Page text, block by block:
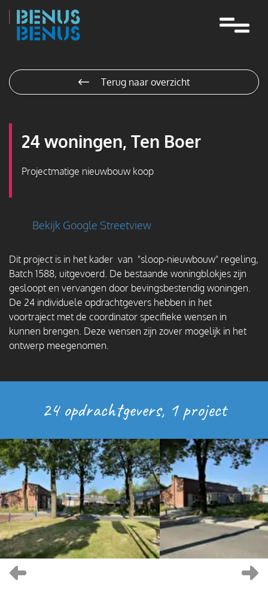
overslaan
Terug naar overzicht
24 woningen, Ten Boer
Projectmatige nieuwbouw koop
Bekijk Google Streetview
Dit project is in het kader van "sloop-nieuwbouw" regeling,
Batch 1588, uitgevoerd. De bestaande woningblokjes zijn
gesloopt en vervangen door bevingsbestendig woningen.
De 24 individuele opdrachtgevers hebben in het
voortraject met de coordinator specifieke wensen in
kunnen brengen. Deze wensen zijn zover mogelijk in het
ontwerp meegenomen.
24 opdrachtgevers, 1 project